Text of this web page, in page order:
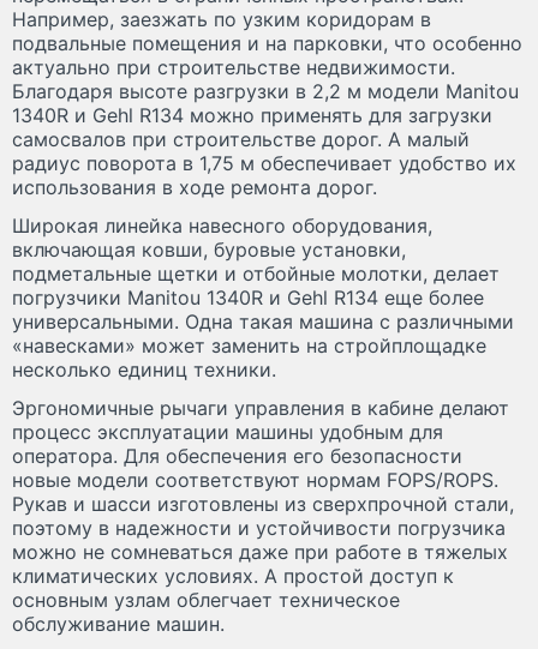
Например, заезжать по узким коридорам в
подвальные помещения и на парковки, что особенно
актуально при строительстве недвижимости.
Благодаря высоте разгрузки в 2,2 м модели Manitou
1340R и Gehl R134 можно применять для загрузки
самосвалов при строительстве дорог. А малый
радиус поворота в 1,75 м обеспечивает удобство их
использования в ходе ремонта дорог.
Широкая линейка навесного оборудования,
включающая ковши, буровые установки,
подметальные щетки и отбойные молотки, делает
погрузчики Manitou 1340R и Gehl R134 еще более
универсальными. Одна такая машина с различными
«навесками» может заменить на стройплощадке
несколько единиц техники.
Эргономичные рычаги управления в кабине делают
процесс эксплуатации машины удобным для
оператора. Для обеспечения его безопасности
новые модели соответствуют нормам FOPS/ROPS.
Рукав и шасси изготовлены из сверхпрочной стали,
поэтому в надежности и устойчивости погрузчика
можно не сомневаться даже при работе в тяжелых
климатических условиях. А простой доступ к
основным узлам облегчает техническое
обслуживание машин.